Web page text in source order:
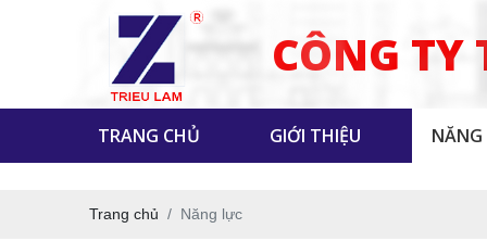
CÔNG TY
TRANG CHỦ GIỚI THIỆU NĂNG
Trang chủ Năng lực